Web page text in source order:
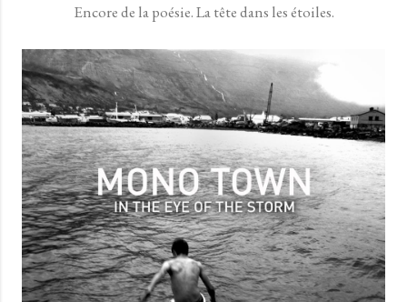
Encore de la poésie. La tête dans les étoiles.